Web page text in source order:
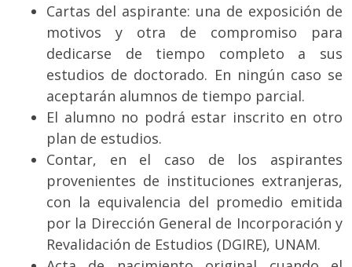
Cartas del aspirante: una de exposición de
motivos y otra de compromiso para
dedicarse de tiempo completo a sus
estudios de doctorado. En ningún caso se
aceptarán alumnos de tiempo parcial.
El alumno no podrá estar inscrito en otro
plan de estudios.
Contar, en el caso de los aspirantes
provenientes de instituciones extranjeras,
con la equivalencia del promedio emitida
por la Dirección General de Incorporación y
Revalidación de Estudios (DGIRE), UNAM.